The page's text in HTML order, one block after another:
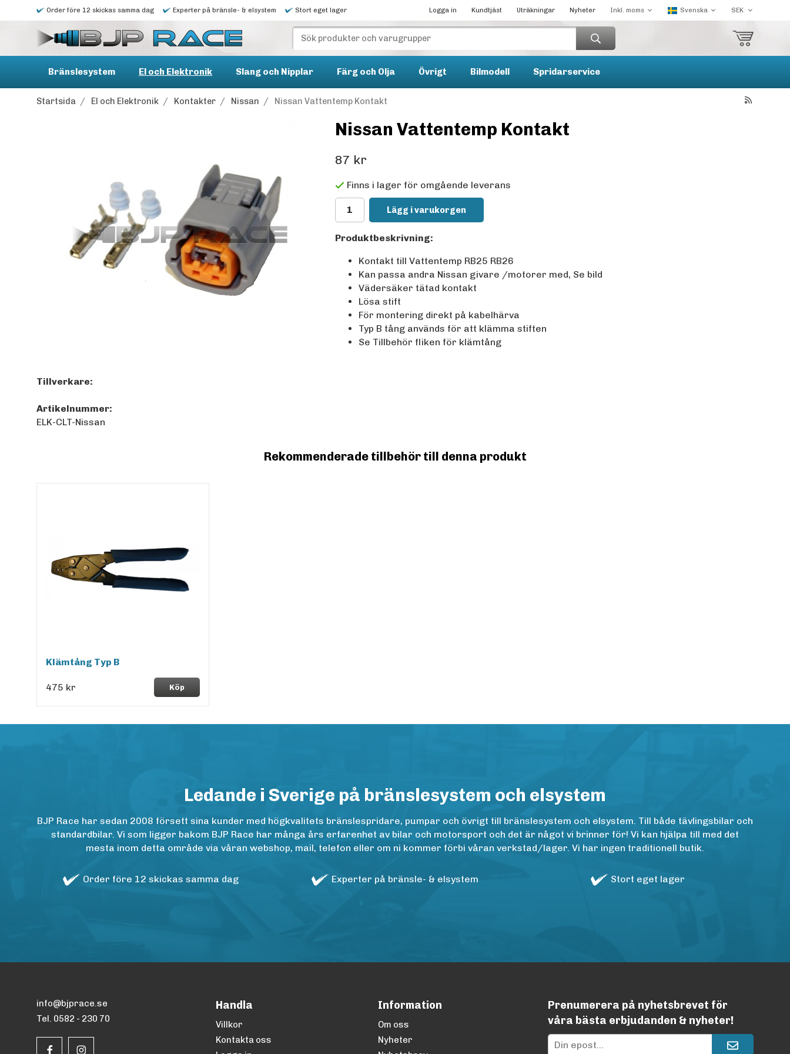
Order före 12 skickas samma dag Experter på bränsle- & elsystem Stort eget lager Logga in Kundtjäst Uträkningar Nyheter
Bränslesystem El och Elektronik Slang och Nipplar Färg och Olja Övrigt Bilmodell Spridarservice
Startsida / El och Elektronik / Kontakter / Nissan / Nissan Vattentemp Kontakt
Nissan Vattentemp Kontakt
87 kr
Finns i lager för omgående leverans
Lägg i varukorgen
Produktbeskrivning:
Kontakt till Vattentemp RB25 RB26
Kan passa andra Nissan givare /motorer med, Se bild
Vädersäker tätad kontakt
Lösa stift
För montering direkt på kabelhärva
Typ B tång används för att klämma stiften
Se Tillbehör fliken för klämtång
Tillverkare:
Artikelnummer:
ELK-CLT-Nissan
Rekommenderade tillbehör till denna produkt
Klämtång Typ B
475 kr Köp
Ledande i Sverige på bränslesystem och elsystem
BJP Race har sedan 2008 försett sina kunder med högkvalitets bränslespridare, pumpar och övrigt till bränslesystem och elsystem. Till både tävlingsbilar och
standardbilar. Vi som ligger bakom BJP Race har många års erfarenhet av bilar och motorsport och det är något vi brinner för! Vi kan hjälpa till med det
mesta inom detta område via våran webshop, mail, telefon eller om ni kommer förbi våran verkstad/lager. Vi har ingen traditionell butik.
Order före 12 skickas samma dag Experter på bränsle- & elsystem Stort eget lager
info@bjprace.se
Tel. 0582 - 230 70
Handla
Villkor
Kontakta oss
Information
Om oss
Nyheter
Prenumerera på nyhetsbrevet för
våra bästa erbjudanden & nyheter!